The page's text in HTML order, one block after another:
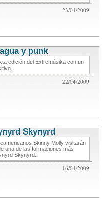
23/04/2009
y punkconciertos de musica
edición del Extremúsika con un
22/04/2009
Skynyrd
Skinny Molly visitarán
una de las formaciones más
Skynyrd.
16/04/2009